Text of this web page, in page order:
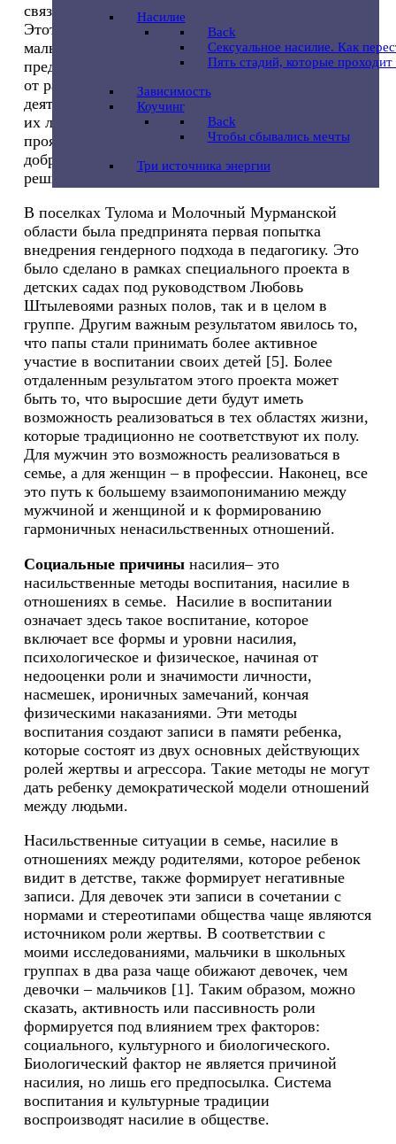
Насилие
Back
Сексуальное насилие. Как
Пять стадий, которые
Зависимость
Коучинг
Back
Чтобы сбывались мечты
Три источника энергии
связанных с этим стереотипных ограничений.
Этот подход предполагает, что девочки и
мальчики могут выбирать жизненный опыт,
предметы для изучения и профессии независимо
от разделяемых по половому признаку видов
деятельности и стилю жизни, но в соответствии с
их личными предпочтениями. Мальчики могут
проявлять внимание, заботливость, мягкость,
доброту, а девочки могут быть сильными,
решительными, уверенными в себе.
В поселках Тулома и Молочный Мурманской
области была предпринята первая попытка
внедрения гендерного подхода в педагогику. Это
было сделано в рамках специального проекта в
детских садах под руководством Любовь
Штылевоями разных полов, так и в целом в
группе. Другим важным результатом явилось то,
что папы стали принимать более активное
участие в воспитании своих детей [5]. Более
отдаленным результатом этого проекта может
быть то, что выросшие дети будут иметь
возможность реализоваться в тех областях жизни,
которые традиционно не соответствуют их полу.
Для мужчин это возможность реализоваться в
семье, а для женщин – в профессии. Наконец, все
это путь к большему взаимопониманию между
мужчиной и женщиной и к формированию
гармоничных ненасильственных отношений.
Социальные причинынасилия– это
насильственные методы воспитания, насилие в
отношениях в семье. Насилие в воспитании
означает здесь такое воспитание, которое
включает все формы и уровни насилия,
психологическое и физическое, начиная от
недооценки роли и значимости личности,
насмешек, ироничных замечаний, кончая
физическими наказаниями. Эти методы
воспитания создают записи в памяти ребенка,
которые состоят из двух основных действующих
ролей жертвы и агрессора. Такие методы не могут
дать ребенку демократической модели отношений
между людьми.
Насильственные ситуации в семье, насилие в
отношениях между родителями, которое ребенок
видит в детстве, также формирует негативные
записи. Для девочек эти записи в сочетании с
нормами и стереотипами общества чаще являются
источником роли жертвы. В соответствии с
моими исследованиями, мальчики в школьных
группах в два раза чаще обижают девочек, чем
девочки – мальчиков [1]. Таким образом, можно
сказать, активность или пассивность роли
формируется под влиянием трех факторов:
социального, культурного и биологического.
Биологический фактор не является причиной
насилия, но лишь его предпосылка. Система
воспитания и культурные традиции
воспроизводят насилие в обществе.